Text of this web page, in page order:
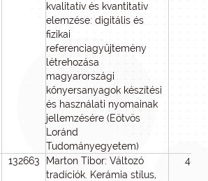
kvalitatív és kvantitatív
elemzése: digitális és
fizikai
referenciagyűjtemény
létrehozása
magyarországi
kőnyersanyagok készítési
és használati nyomainak
jellemzésére (Eötvös
Loránd
Tudományegyetem)
132663
Marton Tibor: Változó
tradíciók. Kerámia stílus,
48